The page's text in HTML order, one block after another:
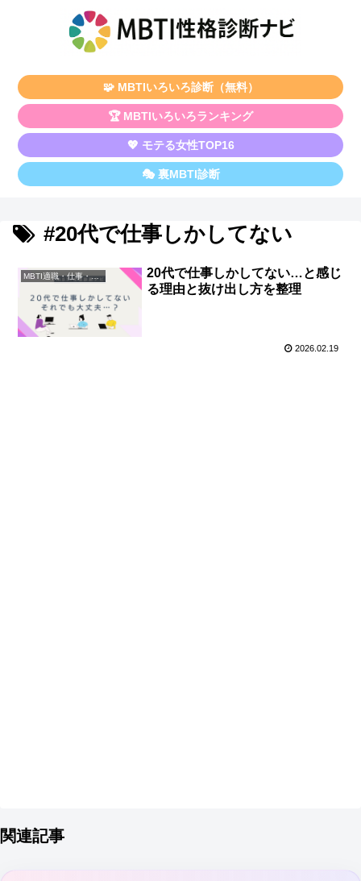
🧩 MBTIいろいろ診断（無料）
🏆 MBTIいろいろランキング
💖 モテる女性TOP16
🎭 裏MBTI診断
#20代で仕事しかしてない
MBTI適職・仕事・資格
20代で仕事しかしてない…と感じ
る理由と抜け出し方を整理
2026.02.19
関連記事